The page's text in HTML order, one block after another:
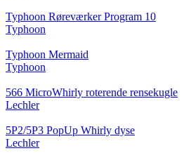
Typhoon Røreværker Program 10
Typhoon
Typhoon Mermaid
Typhoon
566 MicroWhirly roterende rensekugle
Lechler
5P2/5P3 PopUp Whirly dyse
Lechler